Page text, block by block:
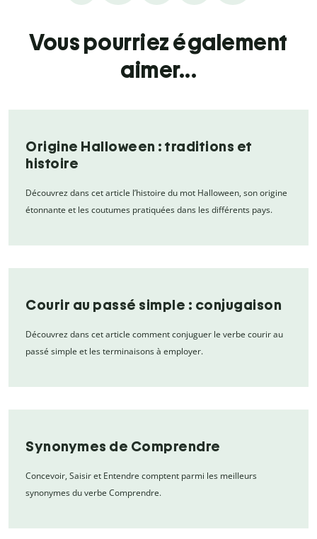
Vous pourriez également
aimer...
Origine Halloween : traditions et
histoire
Découvrez dans cet article l’histoire du mot Halloween, son origine
étonnante et les coutumes pratiquées dans les différents pays.
Courir au passé simple : conjugaison
Découvrez dans cet article comment conjuguer le verbe courir au
passé simple et les terminaisons à employer.
Synonymes de Comprendre
Concevoir, Saisir et Entendre comptent parmi les meilleurs
synonymes du verbe Comprendre.